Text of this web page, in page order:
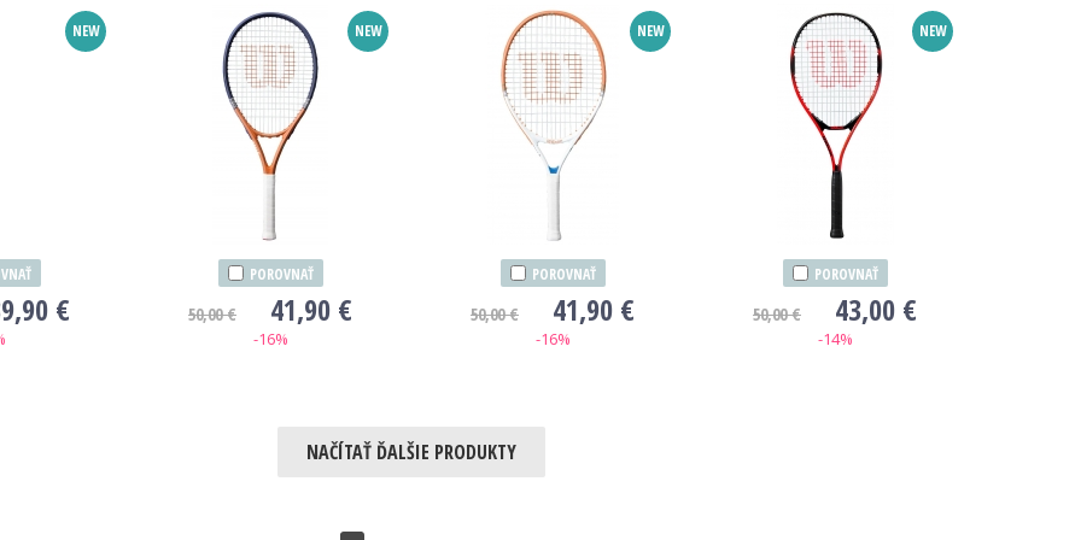
NEW
€
NEW
POROVNAŤ
50,00 € 41,90 €
-16%
NEW
POROVNAŤ
50,00 € 41,90 €
-16%
NEW
POROVNAŤ
50,00 € 43,00 €
-14%
NAČÍTAŤ ĎALŠIE PRODUKTY